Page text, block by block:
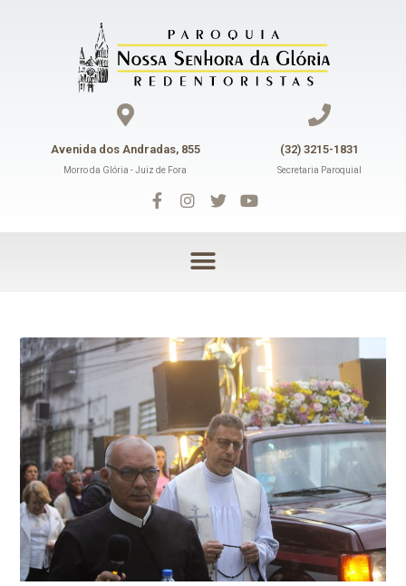
Avenida dos Andradas, 855
Morro da Glória - Juiz de Fora
(32) 3215-1831
Secretaria Paroquial